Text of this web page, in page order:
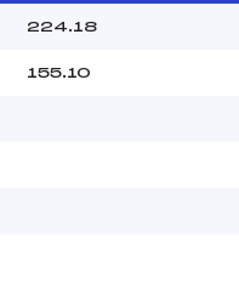
224.18
155.10